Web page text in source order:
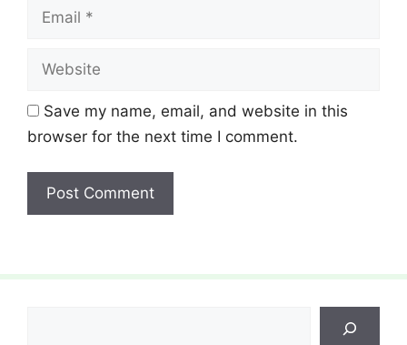
Email
Website
Save my name, email, and website in this
browser for the next time I comment.